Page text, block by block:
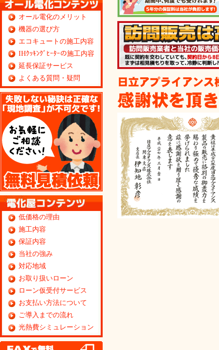
オール電化のメリット
機器の選び方
エコキュートの施工内容
IHｸｯｷﾝｸﾞﾋｰﾀｰの施工内容
延長保証サービス
よくある質問・疑問
無料見積り依頼
低価格の理由
施工内容
保証内容
当社の強み
対応地域
お取り扱いローン
ローン仮受付サービス
お支払い方法について
ご導入までの流れ
光熱費シミュレーション